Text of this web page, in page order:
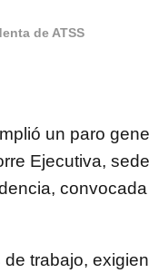
de ATSS
un paro
Ejecutiva,
trabajo,